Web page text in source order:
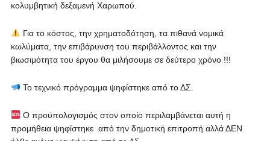
κολυμβητική δεξαμενή Χαρωπού.
Για το κόστος, την χρηματοδότηση, τα πιθανά νομικά
κωλύματα, την επιβάρυνση του περιβάλλοντος και την
βιωσιμότητα του έργου θα μιλήσουμε σε δεύτερο χρόνο !!!
Το τεχνικό πρόγραμμα ψηφίστηκε από το ΔΣ.
Ο προϋπολογισμός στον οποίο περιλαμβάνεται αυτή η
προμήθεια ψηφίστηκε από την δημοτική επιτροπή αλλά ΔΕΝ